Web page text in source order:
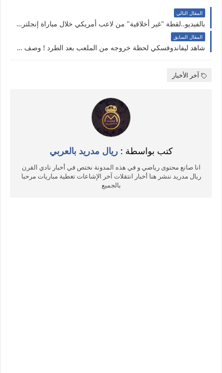
المقال التالي
بالفيديو..لقطة "غير أخلاقية" من لاعب أمريكي خلال مباراة إنجلترا لاعب منتخب امريكا يمسح يديه في المصور
المقال السابق
شاهد ‏ليفاندوفسكي لحظة خروجه من الملعب بعد الطرد ! وصف حكم المباراة بأنه يتعاطى المخدرات ..
آخر الأخبار
كتب بواسطة :ريال مدريد بالعربي
انا صانع محتوى رياضي و في هذه المدونة نختص في أخبار نادي القرن
ريال مدريد ننشر هنا أخبار انتقلات آخر الإشاعات تغطية مباريات مرحبا
بالجميع